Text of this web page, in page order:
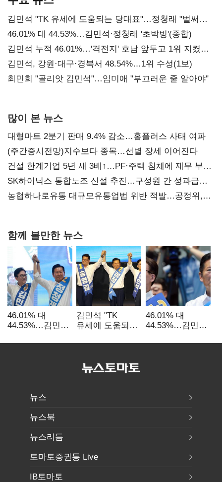
김민석 "TK 유세에 도움되는 당대표"…정청래 "벌써
대표된 양 당직 배분"
46.01% 대 44.53%…김민석·정청래 '초박빙'(종합)
김민석 누적 46.01%…'격전지' 호남 앞두고 1위 지켰다
(2보)
김민석, 강원·대구·경북서 48.54%…1위 수성(1보)
최민희 "골리앗 김민석"…임미애 "부끄러운 줄 알아야"
많이 본 뉴스
대형마트 2분기 판매 9.4% 감소…홈플러스 사태 여파
(주간증시전망)지수보다 종목…선별 장세 이어진다
건설 한계기업 5년 새 3배↑…PF·주택 침체에 재무 부담
확대
SK하이닉스 통합노조 신설 추진…구성원 간 성과급
불만 확산
농협하나로유통 대규모유통업법 위반 적발…공정위,
함께 볼만한 뉴스
46.01% 대
44.53%…김민석·
'초박빙'(종합
김민석 "TK
유세에 도움되는
"벌써 대표된 양
46.01% 대
44.53%…김민석·
'초박빙'(종합)
뉴스
뉴스북
뉴스리듬
토마토증권통 Live
IB토마토